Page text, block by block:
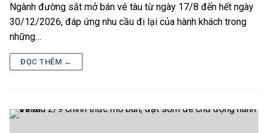
Ngành đường sắt mở bán vé tàu từ ngày 17/8 đến hết ngày
30/12/2026, đáp ứng nhu cầu đi lại của hành khách trong
những…
ĐỌC THÊM ←